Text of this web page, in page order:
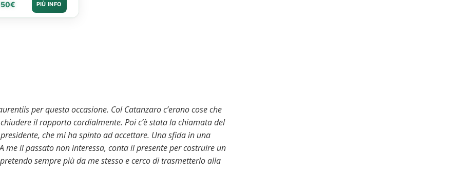
PIÙ INFO
per questa occasione. Col Catanzaro c’erano cose che
il rapporto cordialmente. Poi c’è stata la chiamata del
che mi ha spinto ad accettare. Una sfida in una
me il passato non interessa, conta il presente per costruire un
sempre più da me stesso e cerco di trasmetterlo alla